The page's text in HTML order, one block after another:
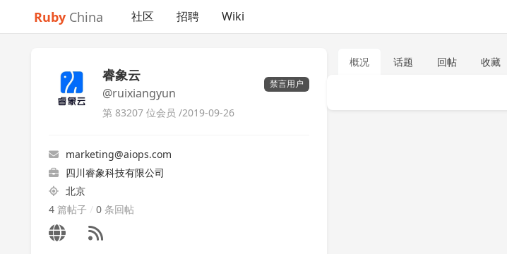
Ruby China 社区 招聘 Wiki
睿象云
@ruixiangyun
禁言用户
第 83207 位会员 /2019-09-26
marketing@aiops.com
四川睿象科技有限公司
北京
4 篇帖子 / 0 条回帖
概况 话题 回帖 收藏